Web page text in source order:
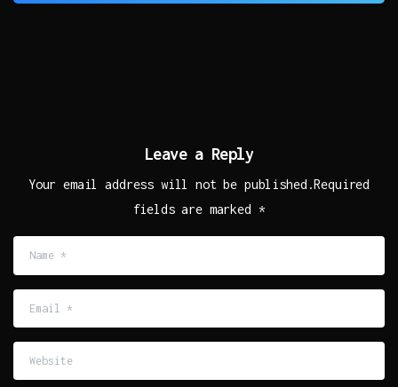
Leave a Reply
Your email address will not be published.Required
fields are marked *
*
Website